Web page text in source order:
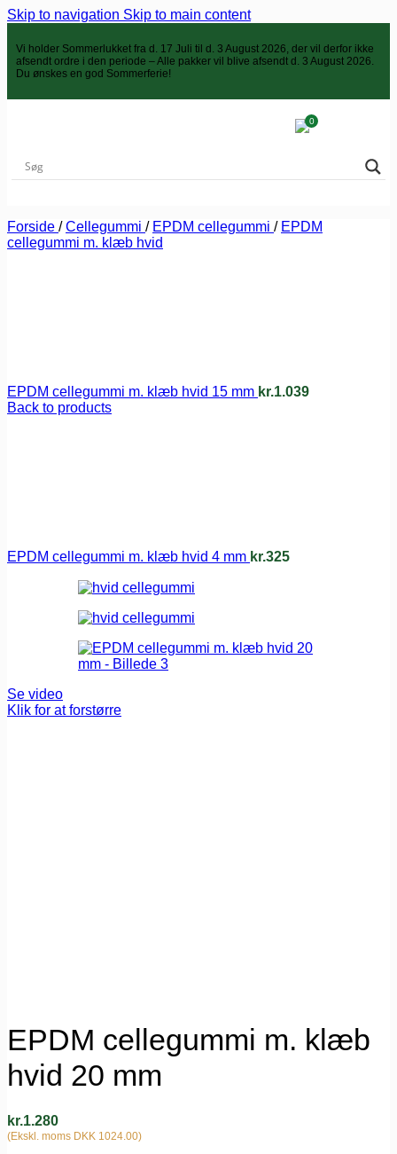
Skip to navigation Skip to main content
Vi holder Sommerlukket fra d. 17 Juli til d. 3 August 2026, der vil derfor ikke
afsendt ordre i den periode – Alle pakker vil blive afsendt d. 3 August 2026.
Du ønskes en god Sommerferie!
0
Forside / Cellegummi / EPDM cellegummi / EPDM
cellegummi m. klæb hvid
EPDM cellegummi m. klæb hvid 15 mm kr.1.039
Back to products
EPDM cellegummi m. klæb hvid 4 mm kr.325
Se video
Klik for at forstørre
EPDM cellegummi m. klæb
hvid 20 mm
kr.1.280
(Ekskl. moms DKK 1024.00)